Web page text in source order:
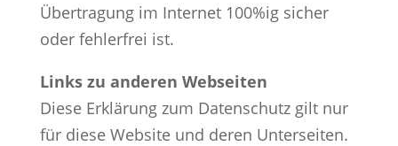
Übertragung im Internet 100%ig sicher
oder fehlerfrei ist.
Links zu anderen Webseiten
Diese Erklärung zum Datenschutz gilt nur
für diese Website und deren Unterseiten.